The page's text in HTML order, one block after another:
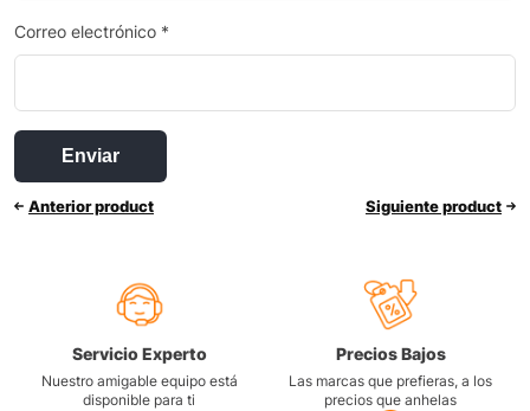
Correo electrónico *
Anterior product Siguiente product
Servicio Experto
Nuestro amigable equipo está
disponible para ti
Precios Bajos
Las marcas que prefieras, a los
precios que anhelas